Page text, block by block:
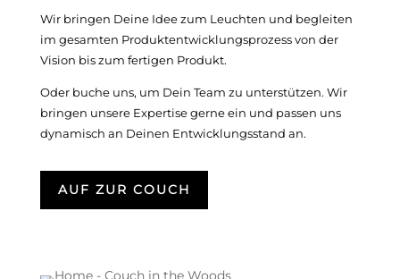
Wir bringen Deine Idee zum Leuchten und begleiten
im gesamten Produktentwicklungsprozess von der
Vision bis zum fertigen Produkt.
Oder buche uns, um Dein Team zu unterstützen. Wir
bringen unsere Expertise gerne ein und passen uns
dynamisch an Deinen Entwicklungsstand an.
AUF ZUR COUCH